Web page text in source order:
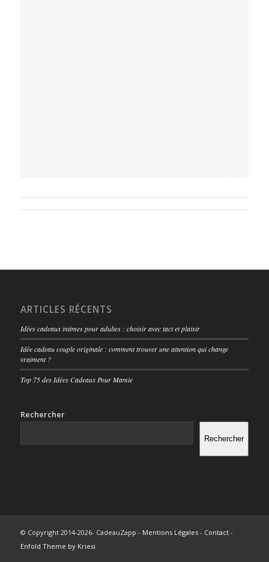
ARTICLES RÉCENTS
Idées cadeaux intimes pour adultes : choisir avec tact et plaisir
Idée cadeau couple originale : comment trouver une attention qui change
vraiment ?
Top 75 des Idées Cadeaux Pour Mamie
Rechercher
Rechercher
© Copyright 2014-2026- CadeauZapp - Mentions Légales- Contact-
Enfold Theme by Kriesi